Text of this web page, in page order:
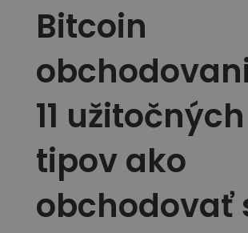
Bitcoin
11 užitočných
tipov ako
obchodovať